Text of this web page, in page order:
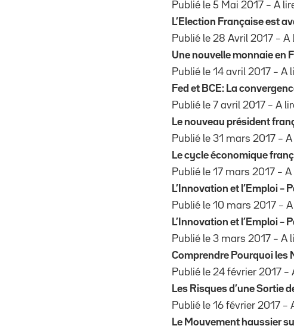
Publié le 5 Mai 2017 – A
L’Election Française est
Publié le 28 Avril 2017 – A
Une nouvelle monnaie en
Publié le 14 avril 2017 – A
Fed et BCE: La
Publié le 7 avril 2017 – A
Le nouveau président
Publié le 31 mars 2017 –
Le cycle économique
Publié le 17 mars 2017 – A
L’Innovation et l’Emploi –
Publié le 10 mars 2017 –
L’Innovation et l’Emploi –
Publié le 3 mars 2017 – A
Comprendre Pourquoi les
Publié le 24 février 2017 –
Les Risques d’une Sortie
Publié le 16 février 2017 –
Le Mouvement haussier